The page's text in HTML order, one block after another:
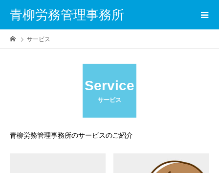
青柳労務管理事務所
サービス
Service
サービス
青柳労務管理事務所のサービスのご紹介